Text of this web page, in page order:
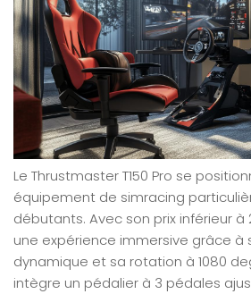
Le Thrustmaster T150 Pro se
équipement de simracing
débutants. Avec son prix inférieur
une expérience immersive grâce à
dynamique et sa rotation à 1080
intègre un pédalier à 3 pédales